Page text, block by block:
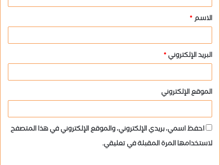
ق
*
الاسم*
البريد الإلكتروني*
الموقع الإلكتروني
احفظ اسمي، بريدي الإلكتروني، والموقع الإلكتروني في هذا المتصفح
لاستخدامها المرة المقبلة في تعليقي.